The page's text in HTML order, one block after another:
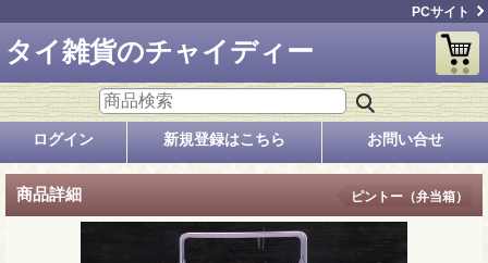
PCサイト
タイ雑貨のチャイディー
ログイン 新規登録はこちら お問い合せ
商品詳細 ピントー（弁当箱）